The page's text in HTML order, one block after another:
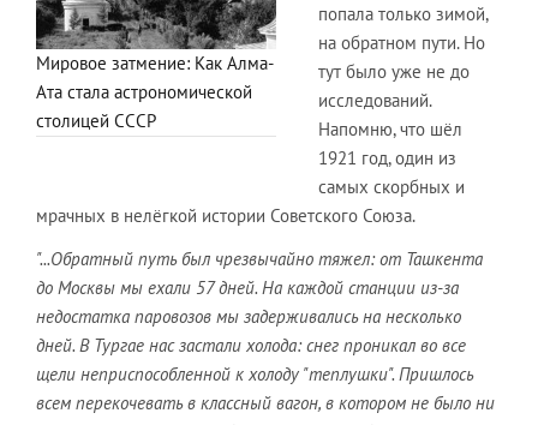
Мировое затмение: Как Алма-
Ата стала астрономической
столицей СССР
попала только зимой,
на обратном пути. Но
тут было уже не до
исследований.
Напомню, что шёл
1921 год, один из
самых скорбных и
мрачных в нелёгкой истории Советского Союза.
"...Обратный путь был чрезвычайно тяжел: от Ташкента
до Москвы мы ехали 57 дней. На каждой станции из-за
недостатка паровозов мы задерживались на несколько
дней. В Тургае нас застали холода: снег проникал во все
щели неприспособленной к холоду "теплушки". Пришлось
всем перекочевать в классный вагон, в котором не было ни